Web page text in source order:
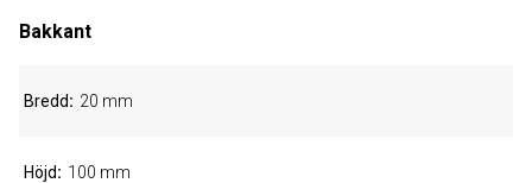
Bakkant
Bredd 20 mm
Höjd 100 mm